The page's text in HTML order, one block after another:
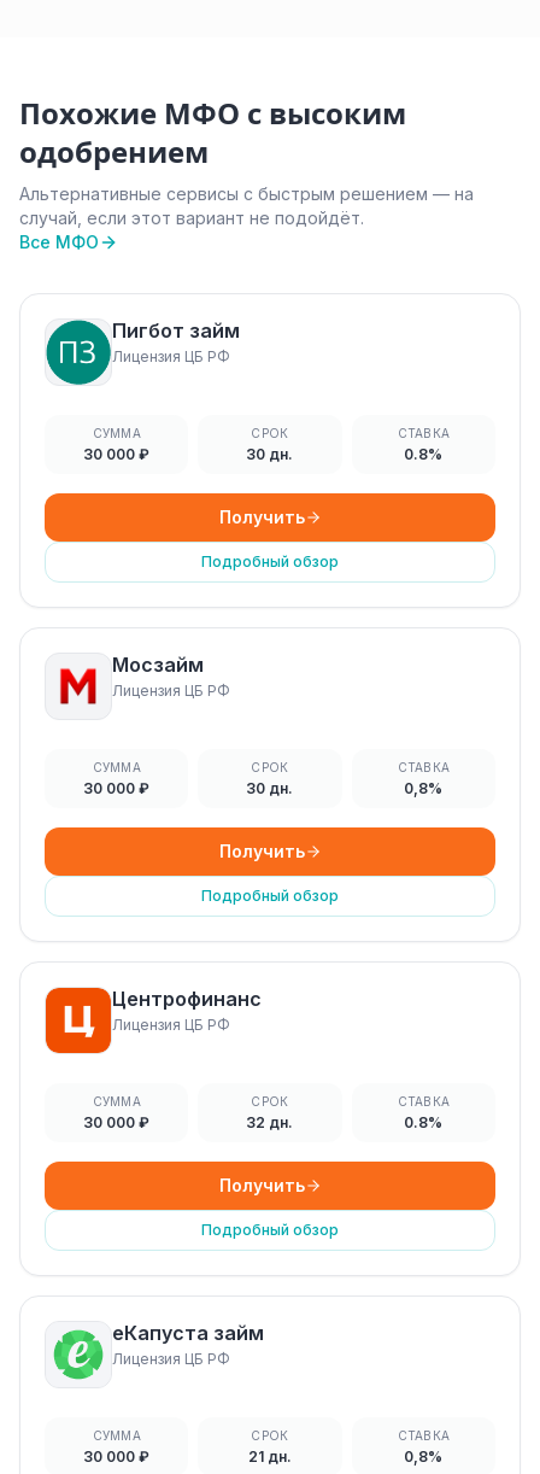
Похожие МФО с высоким
одобрением
Альтернативные сервисы с быстрым решением — на
случай, если этот вариант не подойдёт.
Все МФО
Пигбот займ
Лицензия ЦБ РФ
СУММА
30 000 ₽
СРОК
30 дн.
СТАВКА
0.8%
Получить
Подробный обзор
Мосзайм
Лицензия ЦБ РФ
СУММА
30 000 ₽
СРОК
30 дн.
СТАВКА
0,8%
Получить
Подробный обзор
Центрофинанс
Лицензия ЦБ РФ
СУММА
30 000 ₽
СРОК
32 дн.
СТАВКА
0.8%
Получить
Подробный обзор
еКапуста займ
Лицензия ЦБ РФ
СУММА
30 000 ₽
СРОК
21 дн.
СТАВКА
0,8%